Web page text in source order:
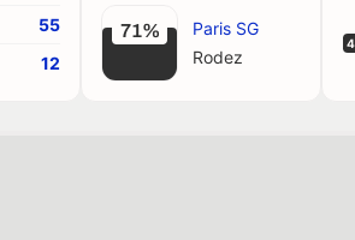
55
12
71%
Paris SG
Rodez
4